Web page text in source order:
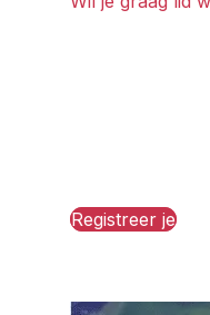
Registreer je